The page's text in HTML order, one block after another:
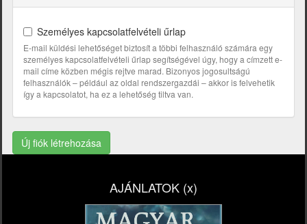
Személyes kapcsolatfelvételi űrlap
E-mail küldési lehetőséget biztosít a többi felhasználó számára egy
személyes kapcsolatfelvételi űrlap segítségével úgy, hogy a címzett e-
mail címe közben mégis rejtve marad. Bizonyos jogosultságú
felhasználók – például az oldal rendszergazdái – akkor is felvehetik
így a kapcsolatot, ha ez a lehetőség tiltva van.
Új fiók létrehozása
AJÁNLATOK (x)